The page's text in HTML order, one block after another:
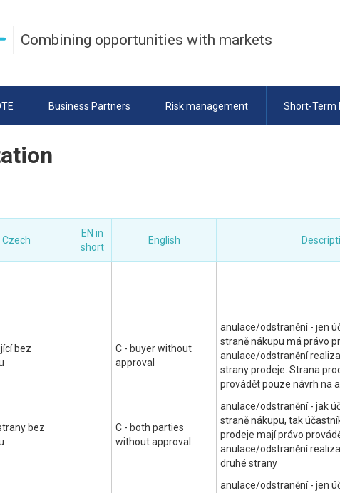
Combining opportunities with markets
Business Partners Risk management Short-Term
Czech
EN in
short
English
bez
C - buyer without
approval
anulace/odstranění - jen
straně nákupu má právo
anulace/odstranění
strany prodeje. Strana
provádět pouze návrh na
bez
C - both parties
without approval
anulace/odstranění - jak
straně nákupu, tak
prodeje mají právo
anulace/odstranění
druhé strany
anulace/odstranění - jen